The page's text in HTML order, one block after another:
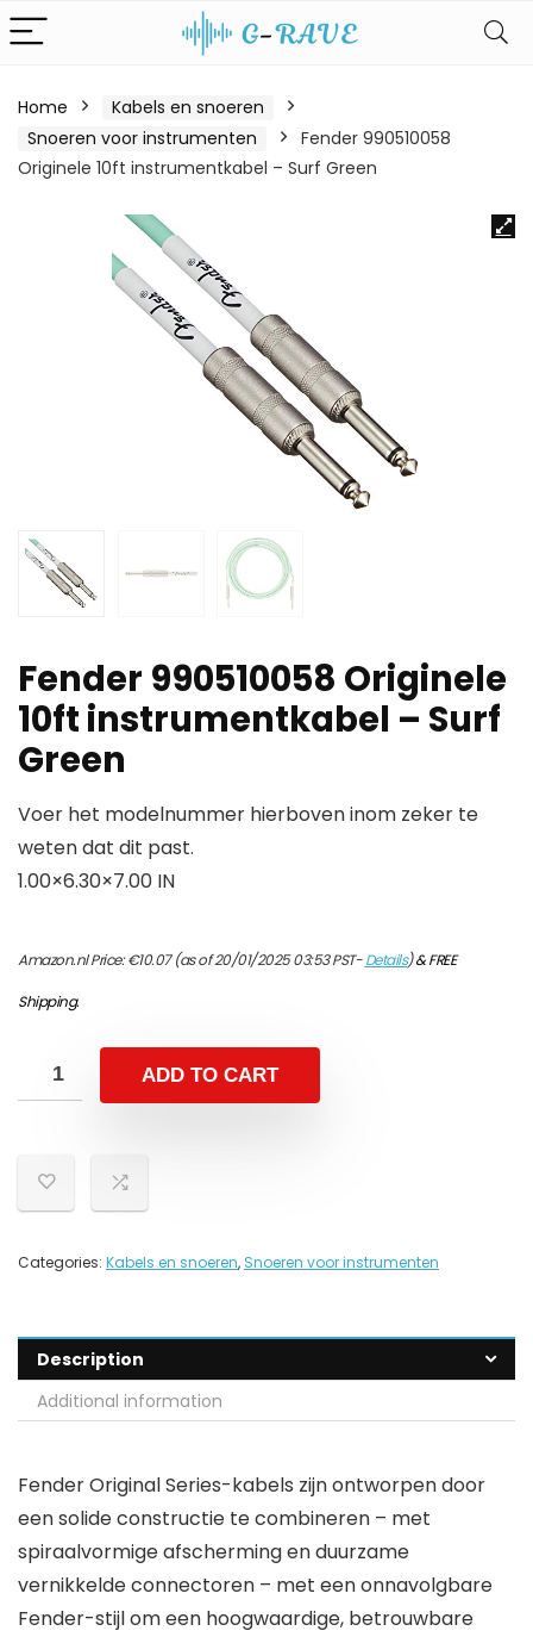
Home
Kabels en snoeren
Snoeren voor instrumenten
Fender 990510058
Originele 10ft instrumentkabel – Surf Green
Fender 990510058 Originele
10ft instrumentkabel – Surf
Green
Voer het modelnummer hierboven inom zeker te
weten dat dit past.
1.00×6.30×7.00 IN
Amazon.nl Price:€10.07(as of 20/01/2025 03:53 PST-Details)&FREE
Shipping.
ADD TO CART
Categories: Kabels en snoeren, Snoeren voor instrumenten
Description
Additional information
Fender Original Series-kabels zijn ontworpen door
een solide constructie te combineren – met
spiraalvormige afscherming en duurzame
vernikkelde connectoren – met een onnavolgbare
Fender-stijl om een hoogwaardige, betrouwbare